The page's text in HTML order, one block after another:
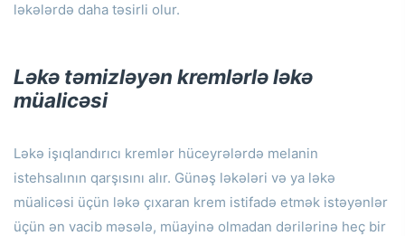
ləkələrdə daha təsirli olur.
Ləkə təmizləyən kremlərlə ləkə
müalicəsi
Ləkə işıqlandırıcı kremlər hüceyrələrdə melanin
istehsalının qarşısını alır. Günəş ləkələri və ya ləkə
müalicəsi üçün ləkə çıxaran krem ​​istifadə etmək istəyənlər
üçün ən vacib məsələ, müayinə olmadan dərilərinə heç bir